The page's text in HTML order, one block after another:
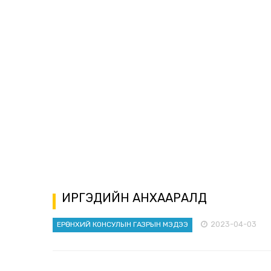
ИРГЭДИЙН АНХААРАЛД
ЕРӨНХИЙ КОНСУЛЫН ГАЗРЫН МЭДЭЭ 2023-04-03